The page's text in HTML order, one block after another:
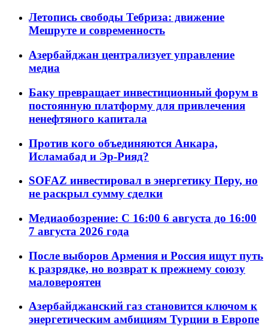
Летопись свободы Тебриза: движение
Мешруте и современность
Азербайджан централизует управление
медиа
Баку превращает инвестиционный форум в
постоянную платформу для привлечения
ненефтяного капитала
Против кого объединяются Анкара,
Исламабад и Эр-Рияд?
SOFAZ инвестировал в энергетику Перу, но
не раскрыл сумму сделки
Медиаобозрение: С 16:00 6 августа до 16:00
7 августа 2026 года
После выборов Армения и Россия ищут путь
к разрядке, но возврат к прежнему союзу
маловероятен
Азербайджанский газ становится ключом к
энергетическим амбициям Турции в Европе